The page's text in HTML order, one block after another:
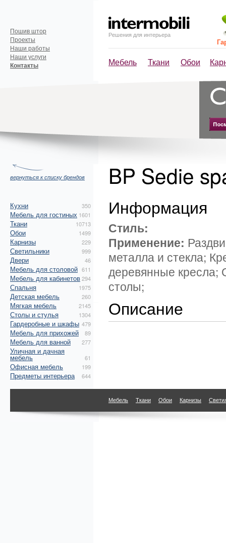
Решения для интерьера
Мебель Ткани Обои
Пошив штор
Проекты
Наши работы
Наши услуги
Контакты
вернуться к списку брендов
Кухни 350
Мебель для гостиных 1601
Ткани 10713
Обои 1499
Карнизы 229
Светильники 999
Двери 46
Мебель для столовой 611
Мебель для кабинетов294
Спальня 1975
Детская мебель 260
Мягкая мебель 2145
Столы и стулья 1304
Гардеробные и шкафы 479
Мебель для прихожей 89
Мебель для ванной 277
Уличная и дачная
мебель 61
Офисная мебель 199
Предметы интерьера 644
BP Sedie
Информация
Стиль:
Применение:
металла и стекла;
деревянные кресла;
столы;
Описание
Мебель Ткани Обои Карнизы